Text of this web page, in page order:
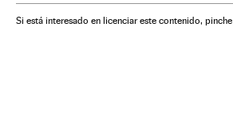
Ministério Fazenda Recessão econômica
Si está interesado en licenciar este contenido, pinche